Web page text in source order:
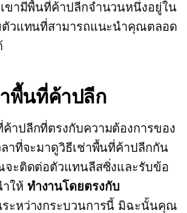
ขามีพื้นที่ค้าปลีกจำนวนหนึ่งอยู่ใน
ตัวแทนที่สามารถแนะนำคุณตลอด
พื้นที่ค้าปลีก
าปลีกที่ตรงกับความต้องการของ
าที่จะมาดูวิธีเช่าพื้นที่ค้าปลีกกัน
ะติดต่อตัวแทนลีสซิ่งและรับข้อ
ให้ ทำงานโดยตรงกับ
ระหว่างกระบวนการนี้ มิฉะนั้นคุณ